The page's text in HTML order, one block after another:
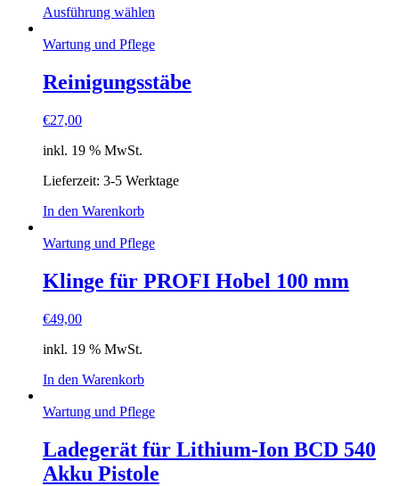
Ausführung wählen
Wartung und Pflege
Reinigungsstäbe
€27,00
inkl. 19 % MwSt.
Lieferzeit: 3-5 Werktage
In den Warenkorb
Wartung und Pflege
Klinge für PROFI Hobel 100 mm
€49,00
inkl. 19 % MwSt.
In den Warenkorb
Wartung und Pflege
Ladegerät für Lithium-Ion BCD 540
Akku Pistole